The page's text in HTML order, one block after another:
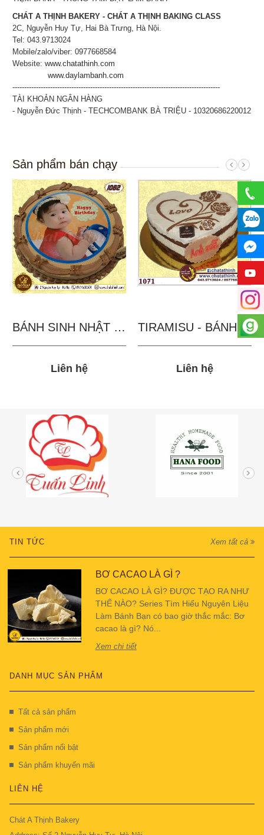
CHÁT A THỊNH BAKERY - CHÁT A THỊNH BAKING CLASS
2C, Nguyễn Huy Tự, Hai Bà Trưng, Hà Nội.
Tel: 043.9713024
Mobile/zalo/viber: 0977668584
Website:www.chatathinh.com
www.daylambanh.com
----------------------------------------------------------------------------------------
TÀI KHOẢN NGÂN HÀNG
- Nguyễn Đức Thịnh - TECHCOMBANK BÀ TRIỆU - 10320686220012
Sản phẩm bán chạy
BÁNH SINH NHẬT IN...
Liên hệ
TIRAMISU - BÁNH TẶNG...
Liên hệ
TIN TỨC Xem tất cả
BƠ CACAO LÀ GÌ ?
BƠ CACAO LÀ GÌ? ĐƯỢC TẠO RA NHƯ
THẾ NÀO? Series Tìm Hiểu Nguyên Liệu
Làm Bánh Bạn có bao giờ thắc mắc: Bơ
cacao là gì? Nó...
Xem chi tiết
DANH MỤC SẢN PHẨM
Tất cả sản phẩm
Sản phẩm mới
Sản phẩm nổi bật
Sản phẩm khuyến mãi
LIÊN HỆ
Chát A Thịnh Bakery